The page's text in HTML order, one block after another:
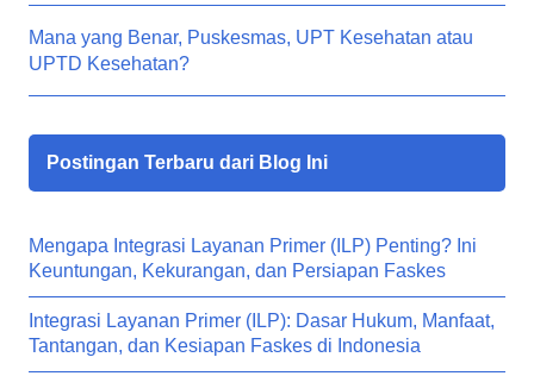
Mana yang Benar, Puskesmas, UPT Kesehatan atau
UPTD Kesehatan?
Postingan Terbaru dari Blog Ini
Mengapa Integrasi Layanan Primer (ILP) Penting? Ini
Keuntungan, Kekurangan, dan Persiapan Faskes
Integrasi Layanan Primer (ILP): Dasar Hukum, Manfaat,
Tantangan, dan Kesiapan Faskes di Indonesia